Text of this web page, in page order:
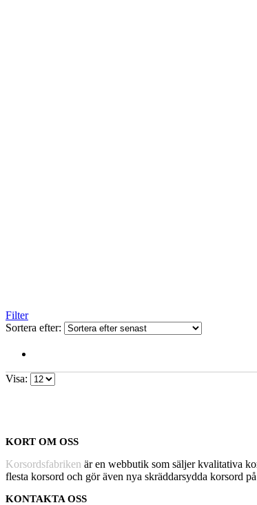
Filter
Sortera efter:
Visa:
KORT OM OSS
Korsordsfabriken är en webbutik som säljer kvalitativa
flesta korsord och gör även nya skräddarsydda korsord
KONTAKTA OSS